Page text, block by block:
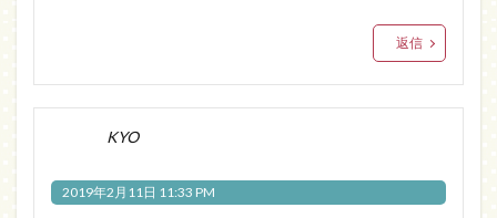
返信
KYO
2019年2月11日 11:33 PM